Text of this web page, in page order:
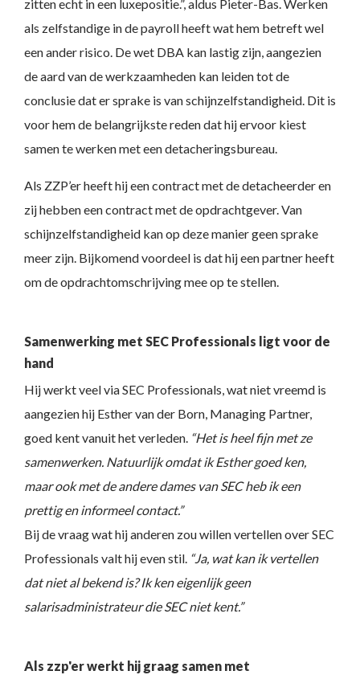
zitten echt in een luxepositie.”, aldus Pieter-Bas. Werken
als zelfstandige in de payroll heeft wat hem betreft wel
een ander risico. De wet DBA kan lastig zijn, aangezien
de aard van de werkzaamheden kan leiden tot de
conclusie dat er sprake is van schijnzelfstandigheid. Dit is
voor hem de belangrijkste reden dat hij ervoor kiest
samen te werken met een detacheringsbureau.
Als ZZP’er heeft hij een contract met de detacheerder en
zij hebben een contract met de opdrachtgever. Van
schijnzelfstandigheid kan op deze manier geen sprake
meer zijn. Bijkomend voordeel is dat hij een partner heeft
om de opdrachtomschrijving mee op te stellen.
Samenwerking met SEC Professionals ligt voor de
hand
Hij werkt veel via SEC Professionals, wat niet vreemd is
aangezien hij Esther van der Born, Managing Partner,
goed kent vanuit het verleden. “Het is heel fijn met ze
samenwerken. Natuurlijk omdat ik Esther goed ken,
maar ook met de andere dames van SEC heb ik een
prettig en informeel contact.”
Bij de vraag wat hij anderen zou willen vertellen over SEC
Professionals valt hij even stil. “Ja, wat kan ik vertellen
dat niet al bekend is? Ik ken eigenlijk geen
salarisadministrateur die SEC niet kent.”
Als zzp'er werkt hij graag samen met